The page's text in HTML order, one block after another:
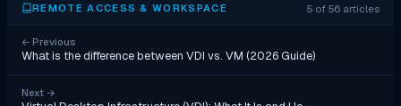
REMOTE ACCESS & WORKSPACE 5 of 56 articles
← Previous
What is the difference between VDI vs. VM (2026 Guide)
Next →